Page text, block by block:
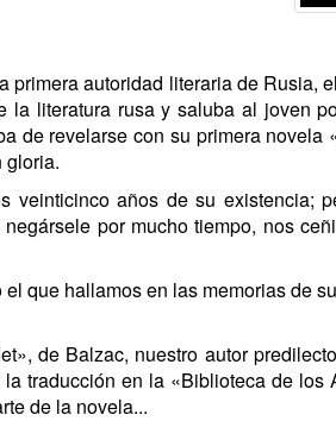
primera autoridad literaria de Rusia,
literatura rusa y saluba al joven
de revelarse con su primera novela
gloria.
veinticinco años de su existencia;
por mucho tiempo, nos
que hallamos en las memorias de
de Balzac, nuestro autor
traducción en la «Biblioteca de los
de la novela...